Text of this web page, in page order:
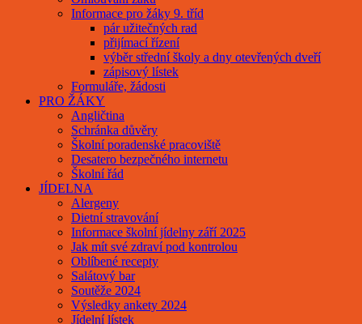
Informace pro žáky 9. tříd
pár užitečných rad
přijímací řízení
výběr střední školy a dny otevřených dveří
zápisový lístek
Formuláře, žádosti
PRO ŽÁKY
Angličtina
Schránka důvěry
Školní poradenské pracoviště
Desatero bezpečného internetu
Školní řád
JÍDELNA
Alergeny
Dietní stravování
Informace školní jídelny září 2025
Jak mít své zdraví pod kontrolou
Oblíbené recepty
Salátový bar
Soutěže 2024
Výsledky ankety 2024
Jídelní lístek